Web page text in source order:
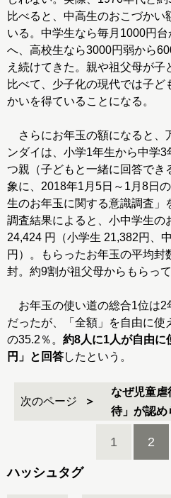
比べると、中高生のおこづかい
いる。中学生なら毎月1000円
へ、高校生なら3000円弱から
え続けてきた。親や祖父母が子
比べて、少子化の現代では子ど
かいを得ていることになる。
さらにお年玉の額になると、
ンダイは、小学1年生から中学
つ親（子どもと一緒に回答でき
象に、2018年1月5日～1月8日
生のお年玉に関する意識調査」
調査結果によると、小中学生の
24,424 円（小学生 21,382円、
円）。もらったお年玉の平均封
封。約9割が祖父母からもらって
お年玉の使い道の総合1位は2
だったが、「全額」を自由に使
の35.2％。 約8人に1人が自由に
円」と回答したという。
次のページ
なぜ児童虐
待」が認め
1 2
ハッシュタグ